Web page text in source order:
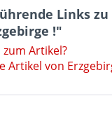
Links
!"
zum Artikel?
Artikel von